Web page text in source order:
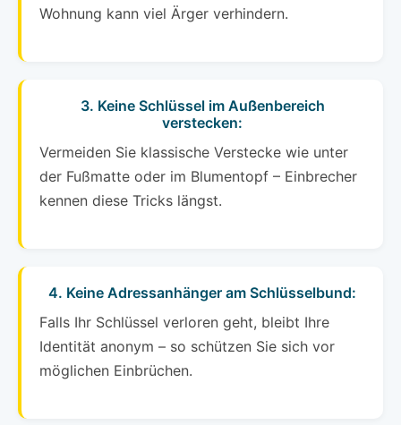
Wohnung kann viel Ärger verhindern.
3. Keine Schlüssel im Außenbereich
verstecken:
Vermeiden Sie klassische Verstecke wie unter
der Fußmatte oder im Blumentopf – Einbrecher
kennen diese Tricks längst.
4. Keine Adressanhänger am Schlüsselbund:
Falls Ihr Schlüssel verloren geht, bleibt Ihre
Identität anonym – so schützen Sie sich vor
möglichen Einbrüchen.